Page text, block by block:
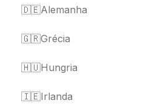
🇩🇪Alemanha
🇬🇷Grécia
🇭🇺Hungria
🇮🇪Irlanda